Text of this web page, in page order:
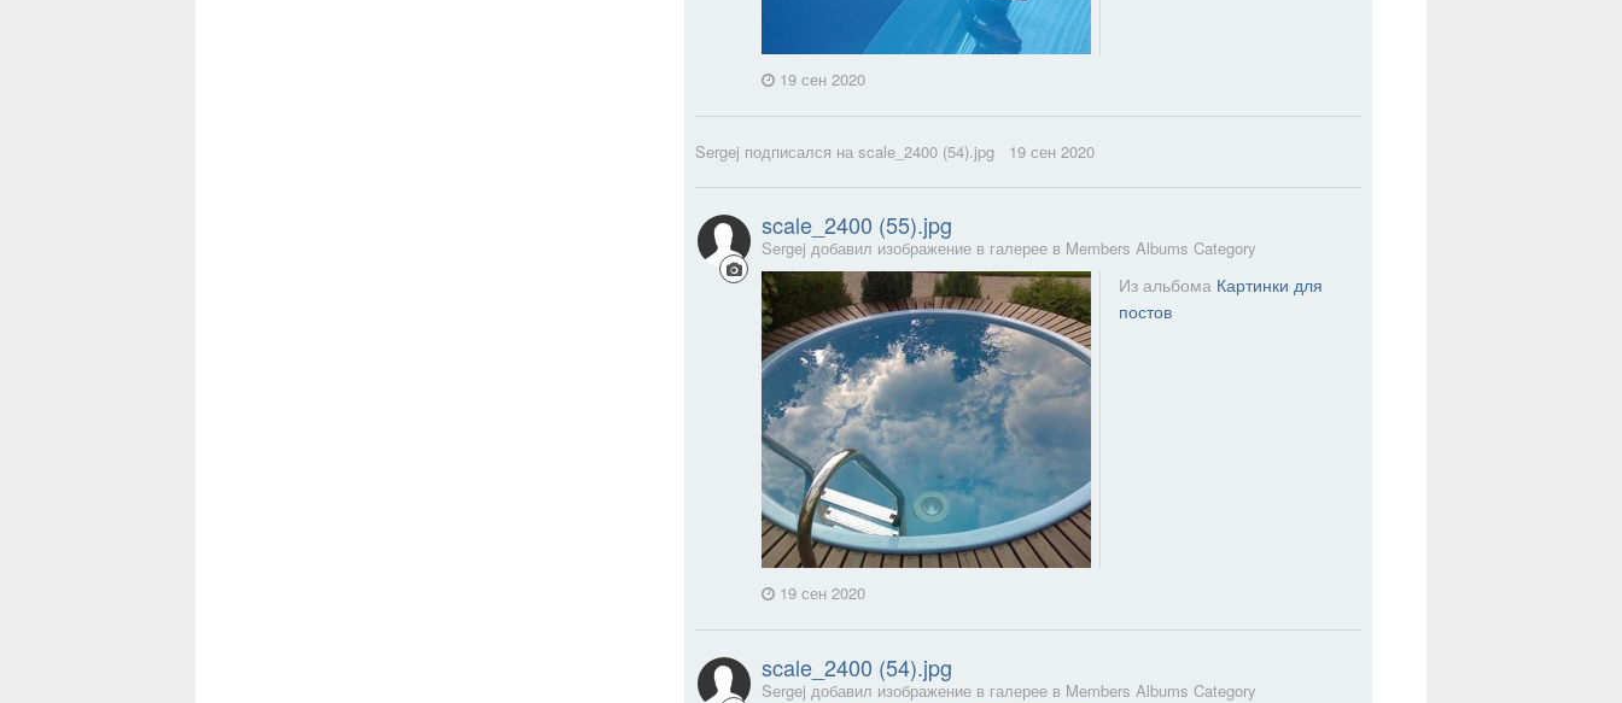
19 сен 2020
Sergej подписался на scale_2400 (54).jpg 19 сен 2020
scale_2400 (55).jpg
Sergej добавил изображение в галерее в Members Albums Category
Из альбома Картинки для
постов
19 сен 2020
scale_2400 (54).jpg
Sergej добавил изображение в галерее в Members Albums Category